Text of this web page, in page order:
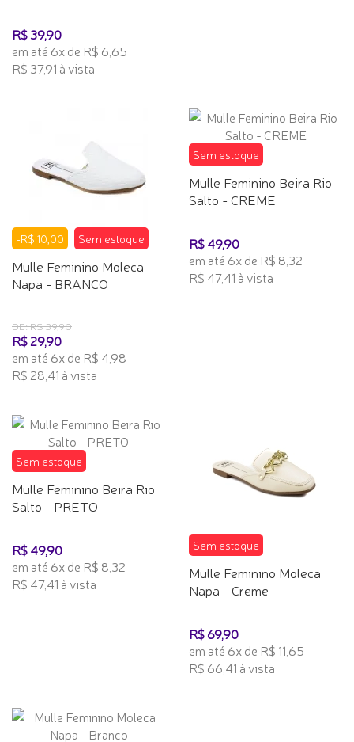
R$ 39,90
em até 6x de R$ 6,65
R$ 37,91 à vista
-R$ 10,00 Sem estoque
Mulle Feminino Moleca
Napa - BRANCO
DE: R$ 39,90
R$ 29,90
em até 6x de R$ 4,98
R$ 28,41 à vista
Sem estoque
Mulle Feminino Beira Rio
Salto - CREME
R$ 49,90
em até 6x de R$ 8,32
R$ 47,41 à vista
Sem estoque
Mulle Feminino Beira Rio
Salto - PRETO
R$ 49,90
em até 6x de R$ 8,32
R$ 47,41 à vista
Sem estoque
Mulle Feminino Moleca
Napa - Creme
R$ 69,90
em até 6x de R$ 11,65
R$ 66,41 à vista